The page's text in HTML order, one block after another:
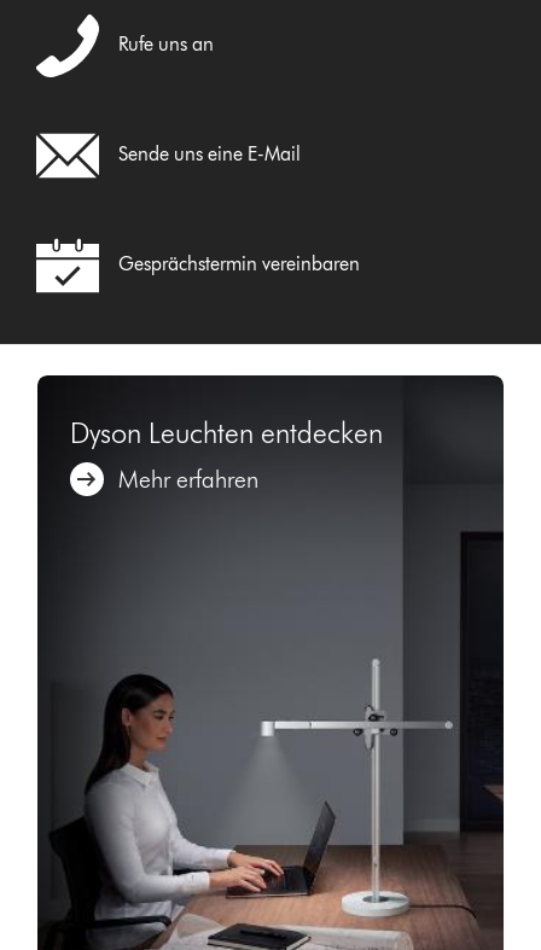
Rufe uns an
Sende uns eine E-Mail
Gesprächstermin vereinbaren
Dyson Leuchten entdecken
Mehr erfahren